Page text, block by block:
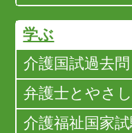
学ぶ
介護国試過去
弁護士とやさ
介護福祉国家